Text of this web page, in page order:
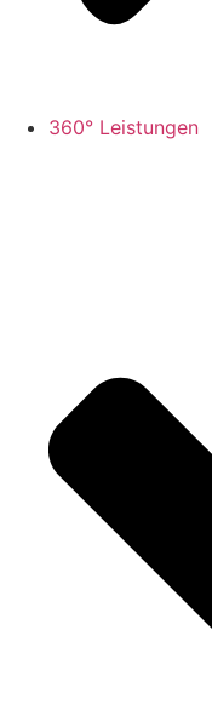
360° Leistungen